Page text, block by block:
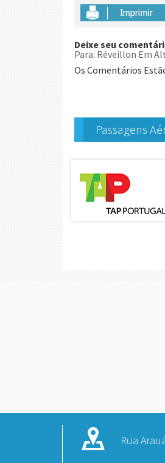
Deixe seu
Para: Réveillon Em
Os Comentários
Passagens
Rua